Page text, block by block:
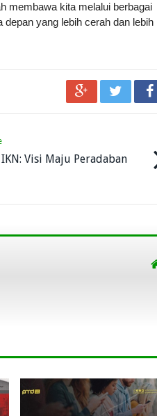
membawa kita melalui berbagai
yang lebih cerah dan lebih
Visi Maju Peradaban